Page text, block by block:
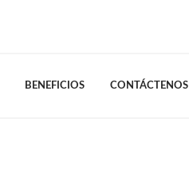
BENEFICIOS CONTÁCTENOS